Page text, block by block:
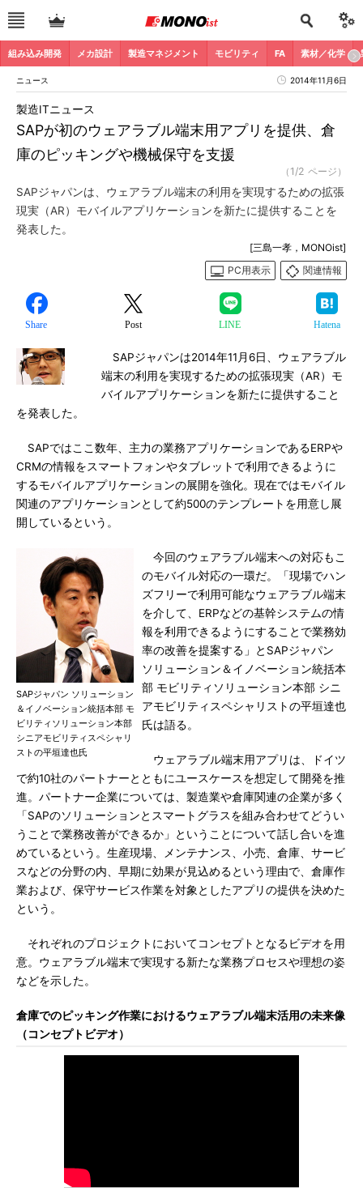
組み込み開発 メカ設計 製造マネジメント モビリティ FA 素材／化学
ニュース 2014年11月6日
SAPが初のウェアラブル端末用アプリを提供、倉
庫のピッキングや機械保守を支援
製造ITニュース
（1/2 ページ）
SAPジャパンは、ウェアラブル端末の利用を実現するための拡張
現実（AR）モバイルアプリケーションを新たに提供することを
発表した。
[三島一孝，MONOist]
PC用表示
関連情報
Share Post LINE Hatena
SAPジャパンは2014年11月6日、ウェアラブル
端末の利用を実現するための拡張現実（AR）モ
バイルアプリケーションを新たに提供すること
を発表した。
SAPではここ数年、主力の業務アプリケーションであるERPや
CRMの情報をスマートフォンやタブレットで利用できるように
するモバイルアプリケーションの展開を強化。現在ではモバイル
関連のアプリケーションとして約500のテンプレートを用意し展
開しているという。
SAPジャパン ソリューション
＆イノベーション統括本部 モ
ビリティソリューション本部
シニアモビリティスペシャリ
ストの平垣達也氏
今回のウェアラブル端末への対応もこ
のモバイル対応の一環だ。「現場でハン
ズフリーで利用可能なウェアラブル端末
を介して、ERPなどの基幹システムの情
報を利用できるようにすることで業務効
率の改善を提案する」とSAPジャパン
ソリューション＆イノベーション統括本
部 モビリティソリューション本部 シニ
アモビリティスペシャリストの平垣達也
氏は語る。
ウェアラブル端末用アプリは、ドイツ
で約10社のパートナーとともにユースケースを想定して開発を推
進。パートナー企業については、製造業や倉庫関連の企業が多く
「SAPのソリューションとスマートグラスを組み合わせてどうい
うことで業務改善ができるか」ということについて話し合いを進
めているという。生産現場、メンテナンス、小売、倉庫、サービ
スなどの分野の内、早期に効果が見込めるという理由で、倉庫作
業および、保守サービス作業を対象としたアプリの提供を決めた
という。
それぞれのプロジェクトにおいてコンセプトとなるビデオを用
意。ウェアラブル端末で実現する新たな業務プロセスや理想の姿
などを示した。
倉庫でのピッキング作業におけるウェアラブル端末活用の未来像
（コンセプトビデオ）